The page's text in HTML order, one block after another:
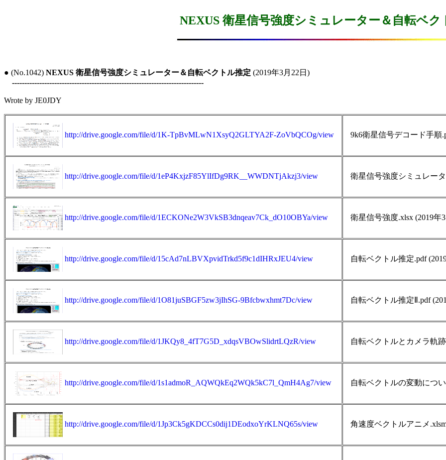
NEXUS 衛星信号強度シミュレーター＆自転ベク
● (No.1042) NEXUS 衛星信号強度シミュレーター＆自転ベクトル推定 (2019年3月22日)
-----------------------------------------------------------------------------
Wrote by JE0JDY
http://drive.google.com/file/d/1K-TpBvMLwN1XsyQ2GLTYA2F-ZoVbQCOg/view 9k6衛星信号デコード手順
http://drive.google.com/file/d/1eP4KxjzF85YlIfDg9RK__WWDNTjAkzj3/view 衛星信号強度シミュレー
http://drive.google.com/file/d/1ECKONe2W3VkSB3dnqeav7Ck_dO10OBYa/view 衛星信号強度.xlsx (2019年
http://drive.google.com/file/d/15cAd7nLBVXpvidTrkd5f9c1dIHRxJEU4/view 自転ベクトル推定.pdf
http://drive.google.com/file/d/1O81juSBGF5zw3jIhSG-9Bfcbwxhmt7Dc/view 自転ベクトル推定Ⅱ.pdf
http://drive.google.com/file/d/1JKQy8_4fT7G5D_xdqsVBOwSlidrtLQzR/view 自転ベクトルとカメラ軌
http://drive.google.com/file/d/1s1admoR_AQWQkEq2WQk5kC7l_QmH4Ag7/view 自転ベクトルの変動につ
http://drive.google.com/file/d/1Jp3Ck5gKDCCs0dij1DEodxoYrKLNQ65s/view 角速度ベクトルアニメ